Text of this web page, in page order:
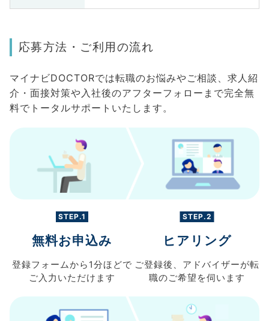
応募方法・ご利用の流れ
マイナビDOCTORでは転職のお悩みやご相談、求人紹
介・面接対策や入社後のアフターフォローまで完全無
料でトータルサポートいたします。
STEP.1
無料お申込み
登録フォームから 1分ほどで
ご入力 いただけます
STEP.2
ヒアリング
ご登録後、 アドバイザーが転
職のご希望を伺います